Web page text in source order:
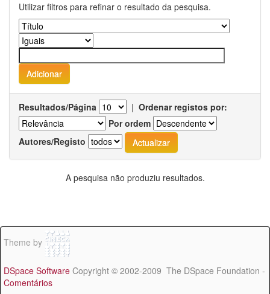
Utilizar filtros para refinar o resultado da pesquisa.
Resultados/Página | Ordenar registos por:
Por ordem
Autores/Registo
A pesquisa não produziu resultados.
Theme by
DSpace Software Copyright © 2002-2009 The DSpace Foundation -
Comentários